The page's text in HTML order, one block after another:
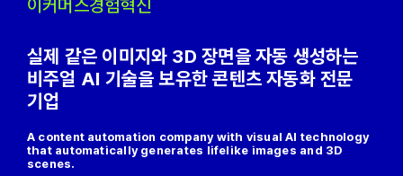
이커머스경험혁신
실제 같은 이미지와 3D 장면을 자동 생성하는
비주얼 AI 기술을 보유한 콘텐츠 자동화 전문
기업
A content automation company with visual AI technology
that automatically generates lifelike images and 3D
scenes.